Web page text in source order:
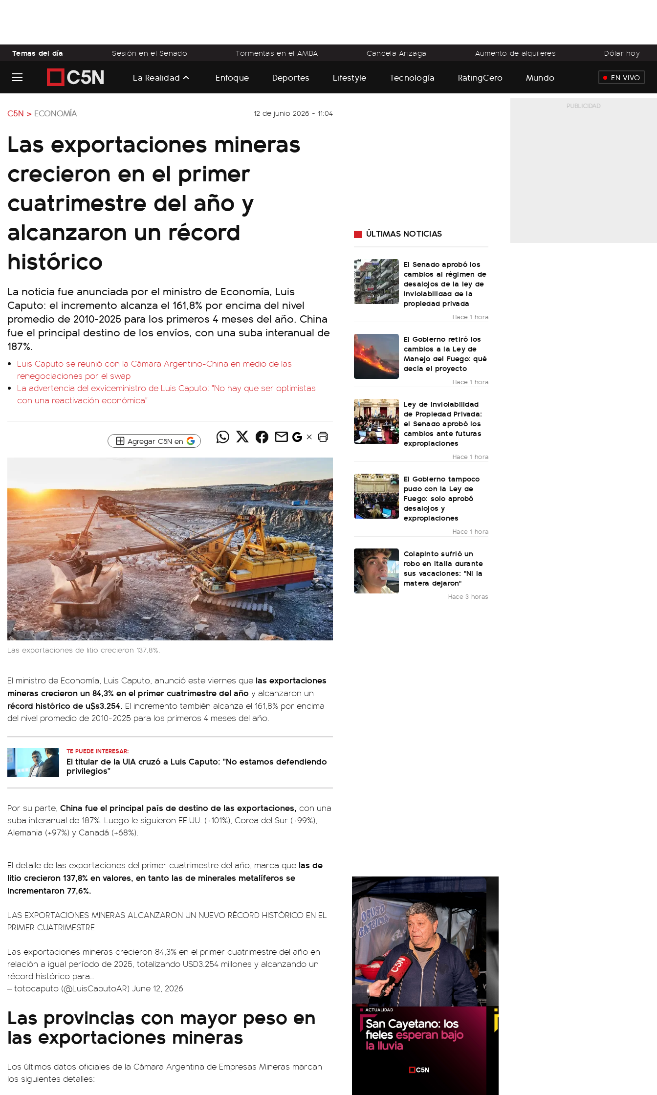
Temas del día Sesión en el Senado Tormentas en el AMBA Candela Arizaga Aumento de alquileres Dólar hoy
La Realidad Enfoque Deportes Lifestyle Tecnología RatingCero Mundo EN VIVO
C5N > ECONOMÍA 12 de junio 2026 - 11:04
Las exportaciones mineras
crecieron en el primer
cuatrimestre del año y
alcanzaron un récord
histórico
La noticia fue anunciada por el ministro de Economía, Luis
Caputo: el incremento alcanza el 161,8% por encima del nivel
promedio de 2010-2025 para los primeros 4 meses del año. China
fue el principal destino de los envíos, con una suba interanual de
187%.
Luis Caputo se reunió con la Cámara Argentino-China en medio de las
renegociaciones por el swap
La advertencia del exviceministro de Luis Caputo: "No hay que ser optimistas
con una reactivación económica"
Agregar C5N en
Las exportaciones de litio crecieron 137,8%.
El ministro de Economía, Luis Caputo, anunció este viernes que las exportaciones
mineras crecieron un 84,3% en el primer cuatrimestre del año y alcanzaron un
récord histórico de u$s3.254. El incremento también alcanza el 161,8% por encima
del nivel promedio de 2010-2025 para los primeros 4 meses del año.
TE PUEDE INTERESAR:
El titular de la UIA cruzó a Luis Caputo: "No estamos defendiendo
privilegios"
Por su parte, China fue el principal país de destino de las exportaciones, con una
suba interanual de 187%. Luego le siguieron EE.UU. (+101%), Corea del Sur (+99%),
Alemania (+97%) y Canadá (+68%).
El detalle de las exportaciones del primer cuatrimestre del año, marca que las de
litio crecieron 137,8% en valores, en tanto las de minerales metalíferos se
incrementaron 77,6%.
LAS EXPORTACIONES MINERAS ALCANZARON UN NUEVO RÉCORD HISTÓRICO EN EL
PRIMER CUATRIMESTRE
Las exportaciones mineras crecieron 84,3% en el primer cuatrimestre del año en
relación a igual período de 2025, totalizando USD3.254 millones y alcanzando un
récord histórico para…
— totocaputo (@LuisCaputoAR) June 12, 2026
Las provincias con mayor peso en
las exportaciones mineras
Los últimos datos oficiales de la Cámara Argentina de Empresas Mineras marcan
los siguientes detalles:
ÚLTIMAS NOTICIAS
El Senado aprobó los
cambios al régimen de
desalojos de la ley de
inviolabilidad de la
propiedad privada
Hace 1 hora
El Gobierno retiró los
cambios a la Ley de
Manejo del Fuego: qué
decía el proyecto
Hace 1 hora
Ley de Inviolabilidad
de Propiedad Privada:
el Senado aprobó los
cambios ante futuras
expropiaciones
Hace 1 hora
El Gobierno tampoco
pudo con la Ley de
Fuego: solo aprobó
desalojos y
expropiaciones
Hace 1 hora
Colapinto sufrió un
robo en Italia durante
sus vacaciones: "Ni la
matera dejaron"
Hace 3 horas